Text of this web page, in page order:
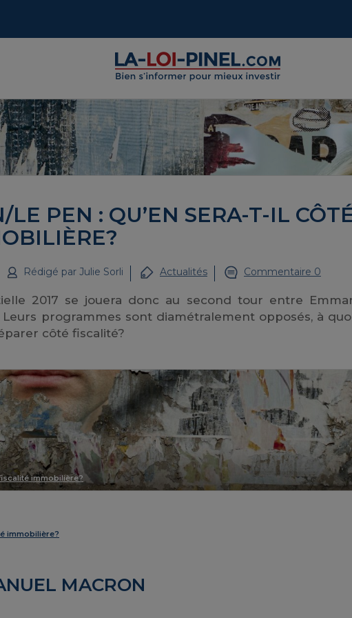
PEN : QU’EN SERA-T-IL
Rédigé par Julie Sorli Actualités Commentaire 0
2017 se jouera donc au second tour entre
programmes sont diamétralement opposés, à
côté fiscalité?
immobilière?
immobilière?
MACRON